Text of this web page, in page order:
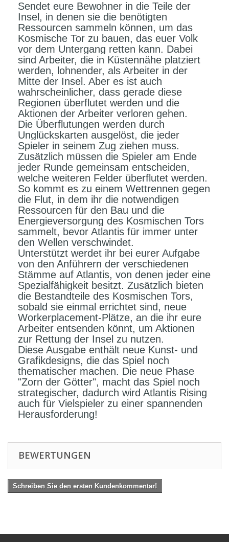
Sendet eure Bewohner in die Teile der
Insel, in denen sie die benötigten
Ressourcen sammeln können, um das
Kosmische Tor zu bauen, das euer Volk
vor dem Untergang retten kann. Dabei
sind Arbeiter, die in Küstennähe platziert
werden, lohnender, als Arbeiter in der
Mitte der Insel. Aber es ist auch
wahrscheinlicher, dass gerade diese
Regionen überflutet werden und die
Aktionen der Arbeiter verloren gehen.
Die Überflutungen werden durch
Unglückskarten ausgelöst, die jeder
Spieler in seinem Zug ziehen muss.
Zusätzlich müssen die Spieler am Ende
jeder Runde gemeinsam entscheiden,
welche weiteren Felder überflutet werden.
So kommt es zu einem Wettrennen gegen
die Flut, in dem ihr die notwendigen
Ressourcen für den Bau und die
Energieversorgung des Kosmischen Tors
sammelt, bevor Atlantis für immer unter
den Wellen verschwindet.
Unterstützt werdet ihr bei eurer Aufgabe
von den Anführern der verschiedenen
Stämme auf Atlantis, von denen jeder eine
Spezialfähigkeit besitzt. Zusätzlich bieten
die Bestandteile des Kosmischen Tors,
sobald sie einmal errichtet sind, neue
Workerplacement-Plätze, an die ihr eure
Arbeiter entsenden könnt, um Aktionen
zur Rettung der Insel zu nutzen.
Diese Ausgabe enthält neue Kunst- und
Grafikdesigns, die das Spiel noch
thematischer machen. Die neue Phase
"Zorn der Götter", macht das Spiel noch
strategischer, dadurch wird Atlantis Rising
auch für Vielspieler zu einer spannenden
Herausforderung!
BEWERTUNGEN
Schreiben Sie den ersten Kundenkommentar!